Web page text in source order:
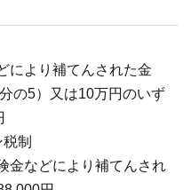
により補てんされた金
の5）又は10万円のいず
制
金などにより補てんされ